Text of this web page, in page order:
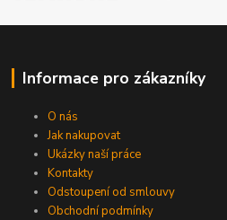
Informace pro zákazníky
O nás
Jak nakupovat
Ukázky naší práce
Kontakty
Odstoupení od smlouvy
Obchodní podmínky